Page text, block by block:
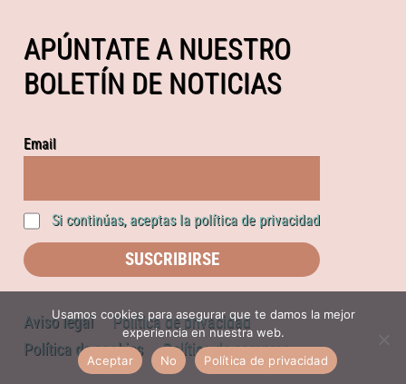
APÚNTATE A NUESTRO
BOLETÍN DE NOTICIAS
Email
Si continúas, aceptas la política de privacidad
Aviso legal
Política de privacidad
Política de cookies
Política de compras
Usamos cookies para asegurar que te damos la mejor
experiencia en nuestra web.
Aceptar
No Política de privacidad